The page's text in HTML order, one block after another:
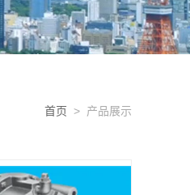
首页 > 产品展示